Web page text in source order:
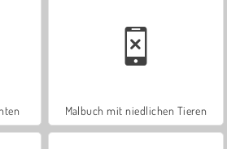
Malbuch mit niedlichen Tieren